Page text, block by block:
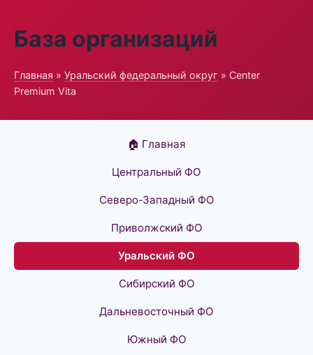
База организаций
Главная » Уральский федеральный округ » Center
Premium Vita
🏠 Главная
Центральный ФО
Северо-Западный ФО
Приволжский ФО
Уральский ФО
Сибирский ФО
Дальневосточный ФО
Южный ФО